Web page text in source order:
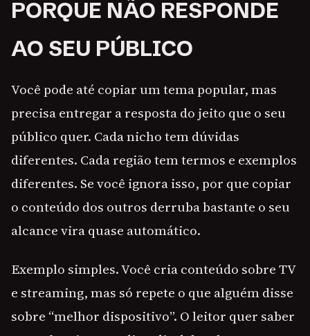
PORQUE NÃO RESPONDE
AO SEU PÚBLICO
Você pode até copiar um tema popular, mas
precisa entregar a resposta do jeito que o seu
público quer. Cada nicho tem dúvidas
diferentes. Cada região tem termos e exemplos
diferentes. Se você ignora isso, por que copiar
o conteúdo dos outros derruba bastante o seu
alcance vira quase automático.
Exemplo simples. Você cria conteúdo sobre TV
e streaming, mas só repete o que alguém disse
sobre “melhor dispositivo”. O leitor quer saber